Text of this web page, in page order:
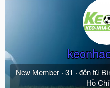
New Member · 31 · đến từ
Hồ